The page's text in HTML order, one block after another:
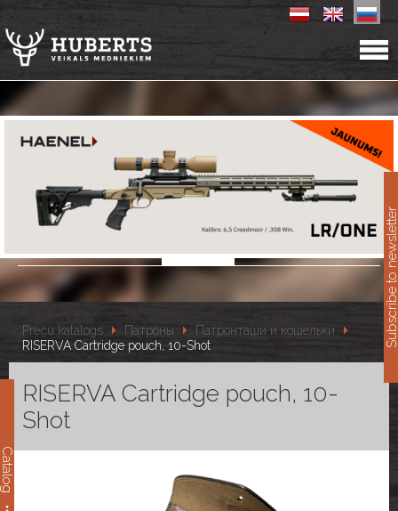
Catalog
Preču katalogs Патроны
Патронташи и кошельки
RISERVA Cartridge pouch, 10-Shot
RISERVA Cartridge pouch, 10-
Shot
Subscribe